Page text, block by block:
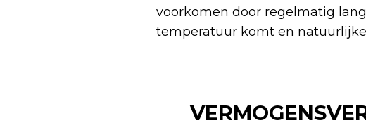
voorkomen door regelmatig
temperatuur komt en